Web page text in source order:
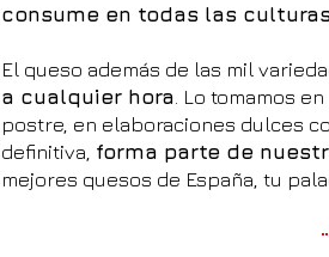
consume en todas las culturas
El queso además de las mil
a cualquier hora. Lo tomamos
postre, en elaboraciones dulces
definitiva, forma parte de
mejores quesos de España, tu